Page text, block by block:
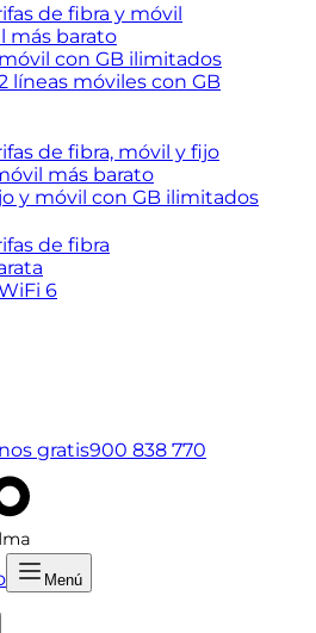
de fibra y móvil
más barato
móvil con GB ilimitados
líneas móviles con GB
de fibra, móvil y fijo
más barato
y móvil con GB ilimitados
de fibra
6
gratis900 838 770
Menú